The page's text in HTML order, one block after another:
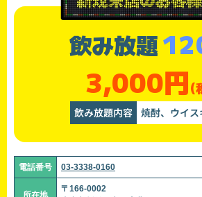
飲み放題
3,000円(
飲み放題内容 焼酎、ウイス
電話番号 03-3338-0160
〒166-0002